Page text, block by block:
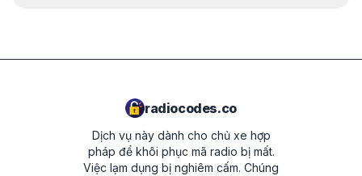
T0BYD294110168
8023421 7644061210
radiocodes.co
Dịch vụ này dành cho chủ xe hợp
pháp để khôi phục mã radio bị mất.
Việc lạm dụng bị nghiêm cấm. Chúng